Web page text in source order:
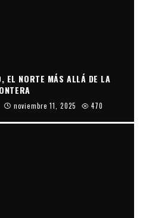
EL NORTE MÁS ALLÁ DE LA
noviembre 11, 2025 470